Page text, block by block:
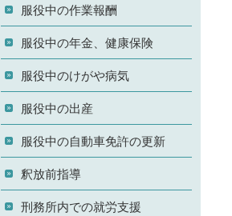
服役中の作業報酬
服役中の年金、健康保険
服役中のけがや病気
服役中の出産
服役中の自動車免許の更新
釈放前指導
刑務所内での就労支援